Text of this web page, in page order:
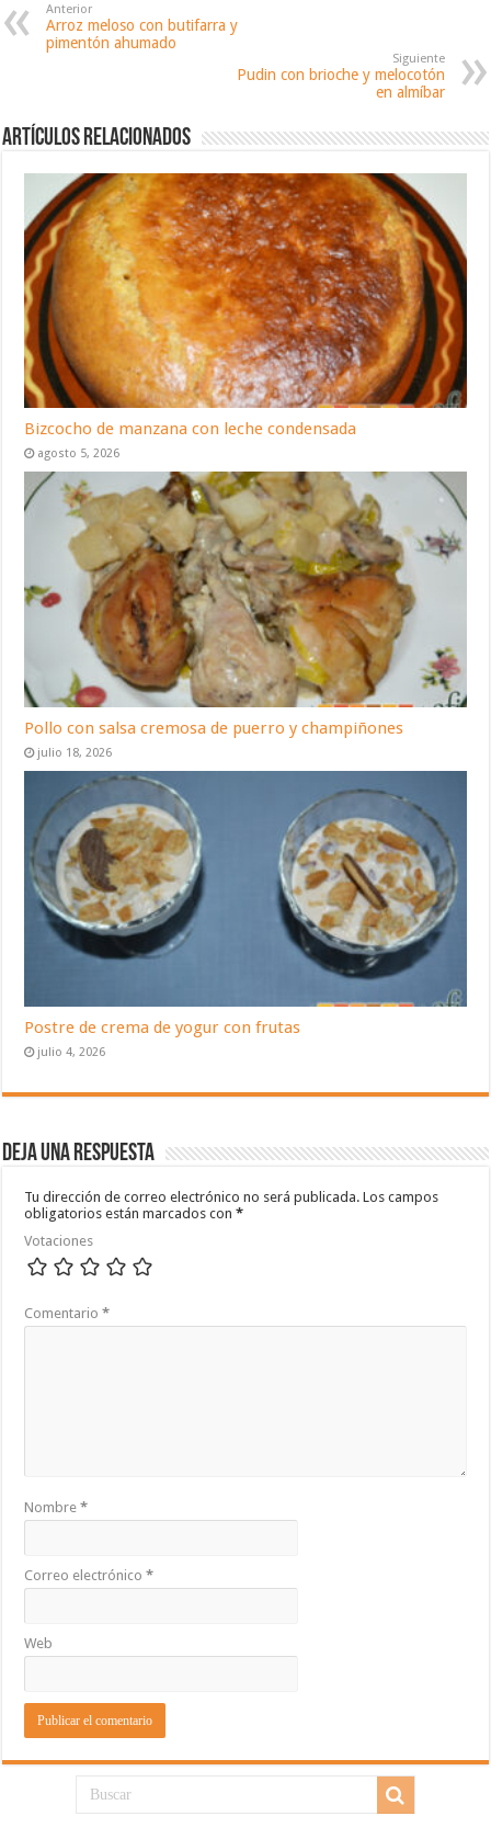
Anterior
Arroz meloso con butifarra y
pimentón ahumado
Siguiente
Pudin con brioche y melocotón
en almíbar
Artículos relacionados
Bizcocho de manzana con leche condensada
agosto 5, 2026
Pollo con salsa cremosa de puerro y champiñones
julio 18, 2026
Postre de crema de yogur con frutas
julio 4, 2026
Deja una respuesta
Tu dirección de correo electrónico no será publicada. Los campos
obligatorios están marcados con*
Votaciones
Comentario*
Nombre*
Correo electrónico*
Web